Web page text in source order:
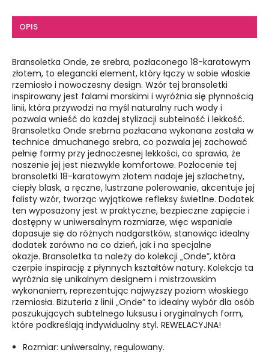
OPIS
Bransoletka Onde, ze srebra, pozłaconego 18-karatowym
złotem, to elegancki element, który łączy w sobie włoskie
rzemiosło i nowoczesny design. Wzór tej bransoletki
inspirowany jest falami morskimi i wyróżnia się płynnością
linii, która przywodzi na myśl naturalny ruch wody i
pozwala wnieść do każdej stylizacji subtelność i lekkość.
Bransoletka Onde srebrna pozłacana wykonana została w
technice dmuchanego srebra, co pozwala jej zachować
pełnię formy przy jednoczesnej lekkości, co sprawia, że
noszenie jej jest niezwykle komfortowe. Pozłocenie tej
bransoletki 18-karatowym złotem nadaje jej szlachetny,
ciepły blask, a ręczne, lustrzane polerowanie, akcentuje jej
falisty wzór, tworząc wyjątkowe refleksy świetlne. Dodatek
ten wyposażony jest w praktyczne, bezpieczne zapięcie i
dostępny w uniwersalnym rozmiarze, więc wspaniale
dopasuje się do różnych nadgarstków, stanowiąc idealny
dodatek zarówno na co dzień, jak i na specjalne
okazje. Bransoletka ta należy do kolekcji „Onde”, która
czerpie inspirację z płynnych kształtów natury. Kolekcja ta
wyróżnia się unikalnym designem i mistrzowskim
wykonaniem, reprezentując najwyższy poziom włoskiego
rzemiosła. Biżuteria z linii „Onde” to idealny wybór dla osób
poszukujących subtelnego luksusu i oryginalnych form,
które podkreślają indywidualny styl. REWELACYJNA!
Rozmiar: uniwersalny, regulowany.